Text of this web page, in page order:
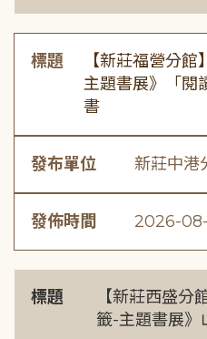
標題
【新莊福營分
主題書展》「閱
書
發布單位 新莊中港
發佈時間 2026-
標題
【新莊西盛分
籤-主題書展》